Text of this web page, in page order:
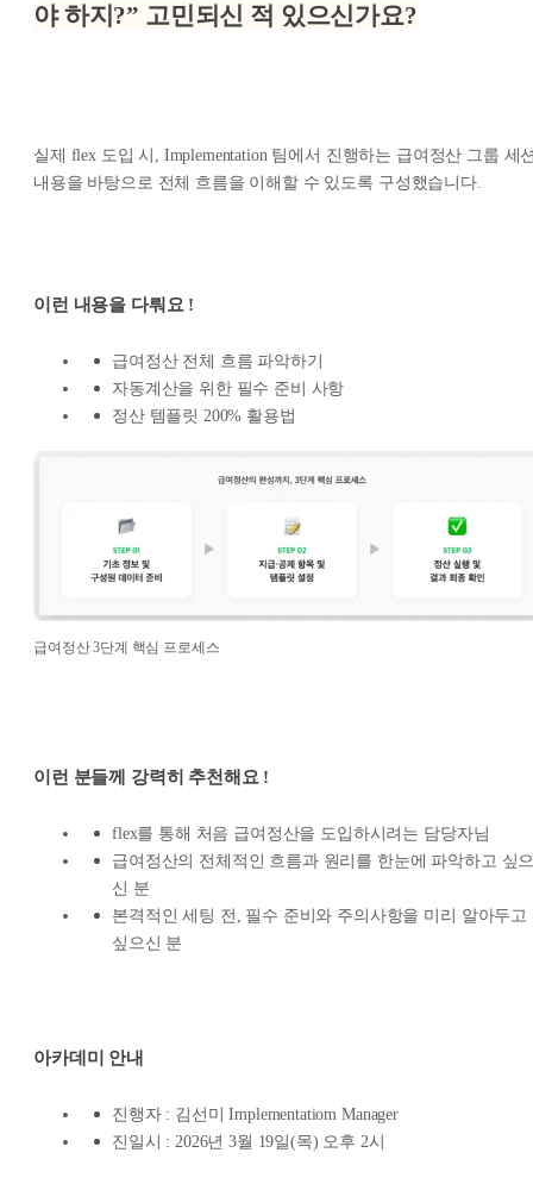
야 하지?” 고민되신 적 있으신가요?
실제 flex 도입 시, Implementation 팀에서 진행하는 급여정산 그룹 세
내용을 바탕으로 전체 흐름을 이해할 수 있도록 구성했습니다.
이런 내용을 다뤄요 !
급여정산 전체 흐름 파악하기
자동계산을 위한 필수 준비 사항
정산 템플릿 200% 활용법
급여정산 3단계 핵심 프로세스
이런 분들께 강력히 추천해요 !
flex를 통해 처음 급여정산을 도입하시려는 담당자님
급여정산의 전체적인 흐름과 원리를 한눈에 파악하고 싶
신 분
본격적인 세팅 전, 필수 준비와 주의사항을 미리 알아두고
싶으신 분
아카데미 안내
진행자 : 김선미 Implementatiom Manager
진일시 : 2026년 3월 19일(목) 오후 2시